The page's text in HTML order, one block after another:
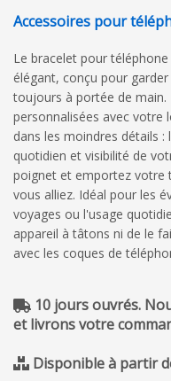
Accessoires pour
Le bracelet pour
élégant, conçu pour
toujours à portée de
personnalisées avec votre
dans les moindres détails
quotidien et visibilité de
poignet et emportez votre
vous alliez. Idéal pour les
voyages ou l'usage
appareil à tâtons ni de le
avec les coques de
10 jours ouvrés.
et livrons votre
Disponible à partir